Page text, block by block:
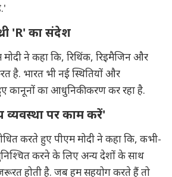
'R' का संदेश
मोदी ने कहा कि, रिथिंक, रिइमैजिन और
है. भारत भी नई स्थितियों और
कानूनों का आधुनिकीकरण कर रहा है.
व्यवस्था पर काम करें'
करते हुए पीएम मोदी ने कहा कि, कभी-
करने के लिए अन्य देशों के साथ
होती है. जब हम सहयोग करते हैं तो